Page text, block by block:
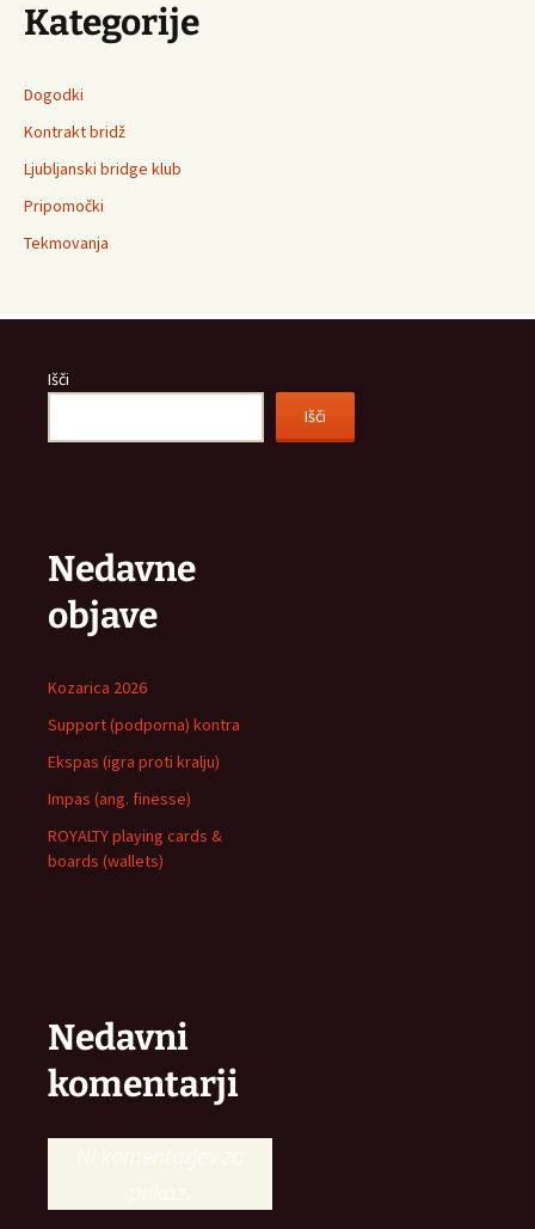
Kategorije
Dogodki
Kontrakt bridž
Ljubljanski bridge klub
Pripomočki
Tekmovanja
Išči
Išči
Nedavne
objave
Kozarica 2026
Support (podporna) kontra
Ekspas (igra proti kralju)
Impas (ang. finesse)
ROYALTY playing cards &
boards (wallets)
Nedavni
komentarji
Ni komentarjev za
prikaz.